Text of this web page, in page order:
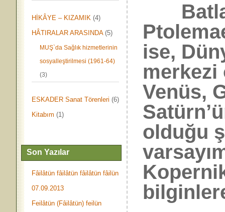
HİKÂYE – KIZAMIK (4)
HÂTIRALAR ARASINDA(5)
MUŞ`da Sağlık hizmetlerinin
sosyalleştirilmesi (1961-64)
(3)
ESKADER Sanat Törenleri (6)
Kitabım (1)
Son Yazılar
Fâilâtün fâilâtün fâilâtün fâilün
07.09.2013
Feilâtün (Fâilâtün) feilün
ise,
merkezi
Venüs,
olduğu